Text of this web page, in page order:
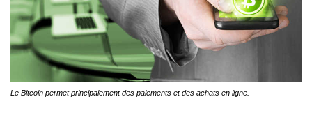
Le Bitcoin permet principalement des paiements et des achats en ligne.